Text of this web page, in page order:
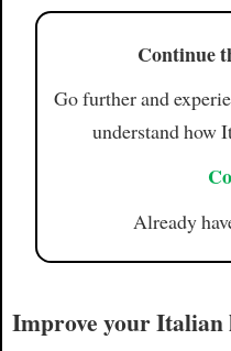
Continue
Go further and
understand how
Already
Improve your Italian